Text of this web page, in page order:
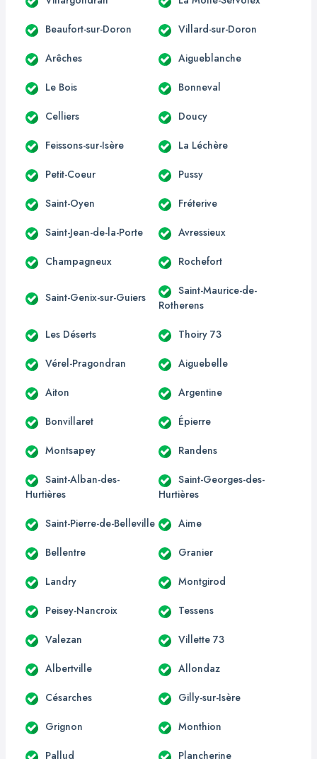
Beaufort-sur-Doron Villard-sur-Doron
Arêches Aigueblanche
Le Bois Bonneval
Celliers Doucy
Feissons-sur-Isère La Léchère
Petit-Coeur Pussy
Saint-Oyen Fréterive
Saint-Jean-de-la-Porte Avressieux
Champagneux Rochefort
Saint-Genix-sur-Guiers
Saint-Maurice-de-
Rotherens
Les Déserts Thoiry 73
Vérel-Pragondran Aiguebelle
Aiton Argentine
Bonvillaret Épierre
Montsapey Randens
Saint-Alban-des-
Hurtières
Saint-Georges-des-
Hurtières
Saint-Pierre-de-Belleville Aime
Bellentre Granier
Landry Montgirod
Peisey-Nancroix Tessens
Valezan Villette 73
Albertville Allondaz
Césarches Gilly-sur-Isère
Grignon Monthion
Pallud Plancherine